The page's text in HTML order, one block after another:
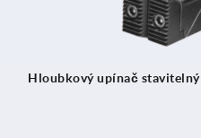
Hloubkový upínač stavitelný